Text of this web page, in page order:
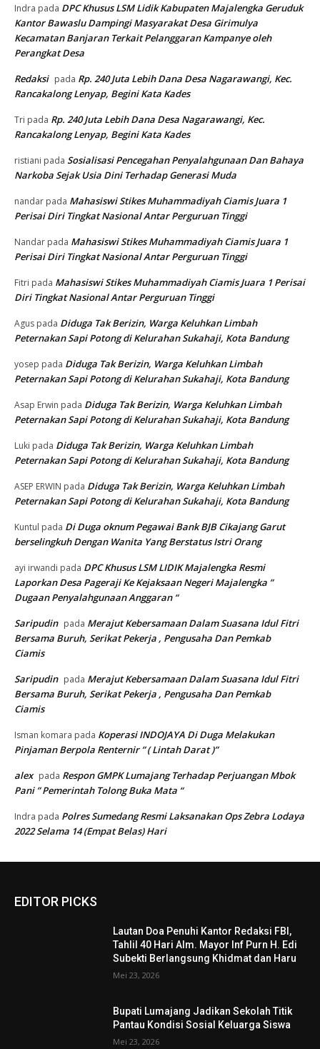
Indra pada DPC Khusus LSM Lidik Kabupaten Majalengka Geruduk
Kantor Bawaslu Dampingi Masyarakat Desa Girimulya
Kecamatan Banjaran Terkait Pelanggaran Kampanye oleh
Perangkat Desa
Redaksi pada Rp. 240 Juta Lebih Dana Desa Nagarawangi, Kec.
Rancakalong Lenyap, Begini Kata Kades
Tri pada Rp. 240 Juta Lebih Dana Desa Nagarawangi, Kec.
Rancakalong Lenyap, Begini Kata Kades
ristiani pada Sosialisasi Pencegahan Penyalahgunaan Dan Bahaya
Narkoba Sejak Usia Dini Terhadap Generasi Muda
nandar pada Mahasiswi Stikes Muhammadiyah Ciamis Juara 1
Perisai Diri Tingkat Nasional Antar Perguruan Tinggi
Nandar pada Mahasiswi Stikes Muhammadiyah Ciamis Juara 1
Perisai Diri Tingkat Nasional Antar Perguruan Tinggi
Fitri pada Mahasiswi Stikes Muhammadiyah Ciamis Juara 1 Perisai
Diri Tingkat Nasional Antar Perguruan Tinggi
Agus pada Diduga Tak Berizin, Warga Keluhkan Limbah
Peternakan Sapi Potong di Kelurahan Sukahaji, Kota Bandung
yosep pada Diduga Tak Berizin, Warga Keluhkan Limbah
Peternakan Sapi Potong di Kelurahan Sukahaji, Kota Bandung
Asap Erwin pada Diduga Tak Berizin, Warga Keluhkan Limbah
Peternakan Sapi Potong di Kelurahan Sukahaji, Kota Bandung
Luki pada Diduga Tak Berizin, Warga Keluhkan Limbah
Peternakan Sapi Potong di Kelurahan Sukahaji, Kota Bandung
ASEP ERWIN pada Diduga Tak Berizin, Warga Keluhkan Limbah
Peternakan Sapi Potong di Kelurahan Sukahaji, Kota Bandung
Kuntul pada Di Duga oknum Pegawai Bank BJB Cikajang Garut
berselingkuh Dengan Wanita Yang Berstatus Istri Orang
ayi irwandi pada DPC Khusus LSM LIDIK Majalengka Resmi
Laporkan Desa Pageraji Ke Kejaksaan Negeri Majalengka ”
Dugaan Penyalahgunaan Anggaran “
Saripudin pada Merajut Kebersamaan Dalam Suasana Idul Fitri
Bersama Buruh, Serikat Pekerja , Pengusaha Dan Pemkab
Ciamis
Saripudin pada Merajut Kebersamaan Dalam Suasana Idul Fitri
Bersama Buruh, Serikat Pekerja , Pengusaha Dan Pemkab
Ciamis
Isman komara pada Koperasi INDOJAYA Di Duga Melakukan
Pinjaman Berpola Renternir ” ( Lintah Darat )”
alex pada Respon GMPK Lumajang Terhadap Perjuangan Mbok
Pani ” Pemerintah Tolong Buka Mata “
Indra pada Polres Sumedang Resmi Laksanakan Ops Zebra Lodaya
2022 Selama 14 (Empat Belas) Hari
EDITOR PICKS
Lautan Doa Penuhi Kantor Redaksi FBI,
Tahlil 40 Hari Alm. Mayor Inf Purn H. Edi
Subekti Berlangsung Khidmat dan Haru
Mei 23, 2026
Bupati Lumajang Jadikan Sekolah Titik
Pantau Kondisi Sosial Keluarga Siswa
Mei 23, 2026